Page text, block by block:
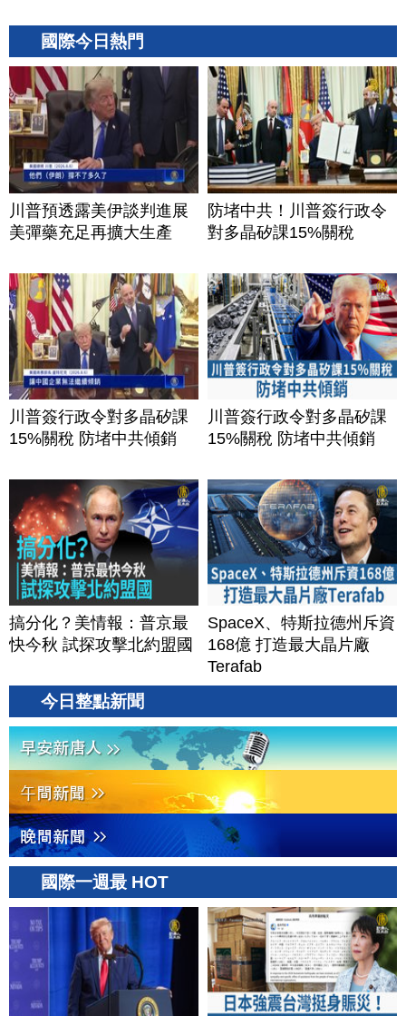
國際今日熱門
川普預透露美伊談判進展
美彈藥充足再擴大生產
防堵中共！川普簽行政令
對多晶矽課15%關稅
川普簽行政令對多晶矽課
15%關稅 防堵中共傾銷
川普簽行政令對多晶矽課
15%關稅 防堵中共傾銷
搞分化？美情報：普京最
快今秋 試探攻擊北約盟國
SpaceX、特斯拉德州斥資
168億 打造最大晶片廠
Terafab
今日整點新聞
國際一週最 HOT